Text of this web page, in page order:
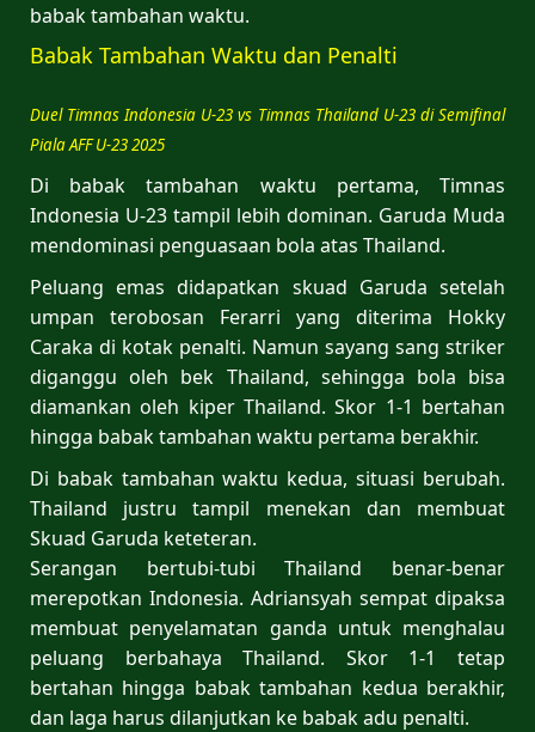
babak tambahan waktu.
Babak Tambahan Waktu dan Penalti
Duel Timnas Indonesia U-23 vs Timnas Thailand U-23 di Semifinal
Piala AFF U-23 2025
Di babak tambahan waktu pertama, Timnas
Indonesia U-23 tampil lebih dominan. Garuda Muda
mendominasi penguasaan bola atas Thailand.
Peluang emas didapatkan skuad Garuda setelah
umpan terobosan Ferarri yang diterima Hokky
Caraka di kotak penalti. Namun sayang sang striker
diganggu oleh bek Thailand, sehingga bola bisa
diamankan oleh kiper Thailand. Skor 1-1 bertahan
hingga babak tambahan waktu pertama berakhir.
Di babak tambahan waktu kedua, situasi berubah.
Thailand justru tampil menekan dan membuat
Skuad Garuda keteteran.
Serangan bertubi-tubi Thailand benar-benar
merepotkan Indonesia. Adriansyah sempat dipaksa
membuat penyelamatan ganda untuk menghalau
peluang berbahaya Thailand. Skor 1-1 tetap
bertahan hingga babak tambahan kedua berakhir,
dan laga harus dilanjutkan ke babak adu penalti.